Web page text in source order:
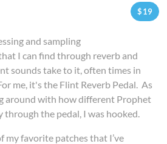
$19
and sampling
I can find through reverb and
sounds take to it, often times in
me, it's the Flint Reverb Pedal. As
around with how different Prophet
through the pedal, I was hooked.
my favorite patches that I’ve